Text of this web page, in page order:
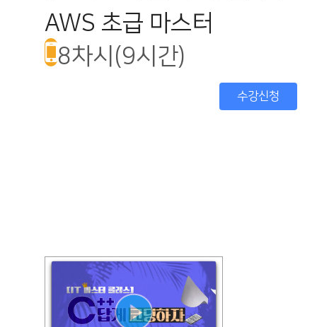
AWS 초급 마스터
8차시(9시간)
수강신청